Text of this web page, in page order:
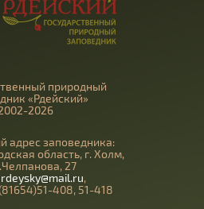
природный
«Рдейский»
2026
адрес заповедника:
область, г. Холм,
27
rdeysky@mail.ru,
408, 51-418